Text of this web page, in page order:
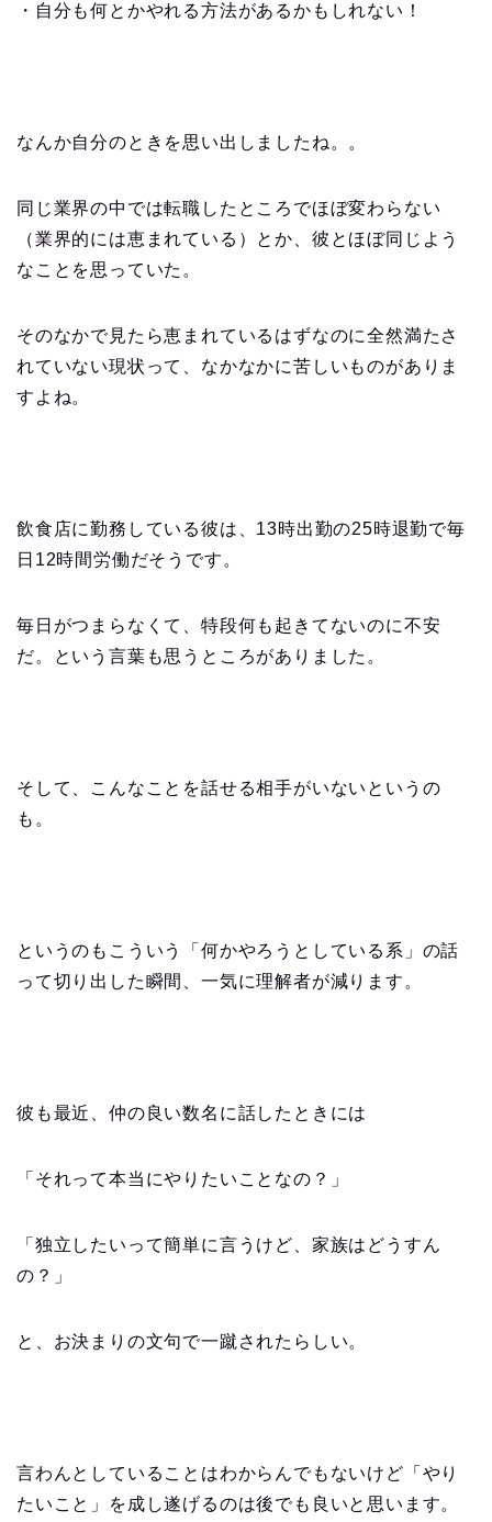
・自分も何とかやれる方法があるかもしれない！
なんか自分のときを思い出しましたね。。
同じ業界の中では転職したところでほぼ変わらない
（業界的には恵まれている）とか、彼とほぼ同じよう
なことを思っていた。
そのなかで見たら恵まれているはずなのに全然満たさ
れていない現状って、なかなかに苦しいものがありま
すよね。
飲食店に勤務している彼は、13時出勤の25時退勤で毎
日12時間労働だそうです。
毎日がつまらなくて、特段何も起きてないのに不安
だ。という言葉も思うところがありました。
そして、こんなことを話せる相手がいないというの
も。
というのもこういう「何かやろうとしている系」の話
って切り出した瞬間、一気に理解者が減ります。
彼も最近、仲の良い数名に話したときには
「それって本当にやりたいことなの？」
「独立したいって簡単に言うけど、家族はどうすん
の？」
と、お決まりの文句で一蹴されたらしい。
言わんとしていることはわからんでもないけど「やり
たいこと」を成し遂げるのは後でも良いと思います。